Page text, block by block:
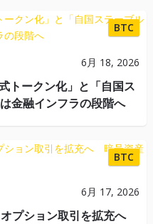
BTC
6月 18, 2026
トークン化」と「自国ス
金融インフラの段階へ
BTC
6月 17, 2026
プション取引を拡充へ